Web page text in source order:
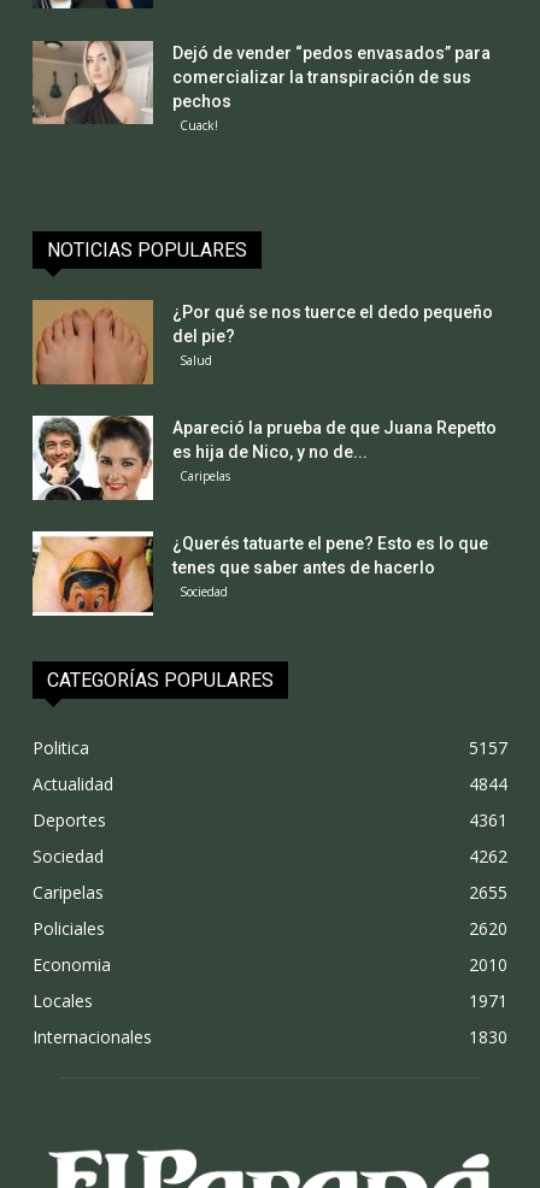
Dejó de vender “pedos envasados” para
comercializar la transpiración de sus
pechos
Cuack!
NOTICIAS POPULARES
¿Por qué se nos tuerce el dedo pequeño
del pie?
Salud
Apareció la prueba de que Juana Repetto
es hija de Nico, y no de...
Caripelas
¿Querés tatuarte el pene? Esto es lo que
tenes que saber antes de hacerlo
Sociedad
CATEGORÍAS POPULARES
Politica
5157
Actualidad
4844
Deportes
4361
Sociedad
4262
Caripelas
2655
Policiales
2620
Economia
2010
Locales
1971
Internacionales
1830